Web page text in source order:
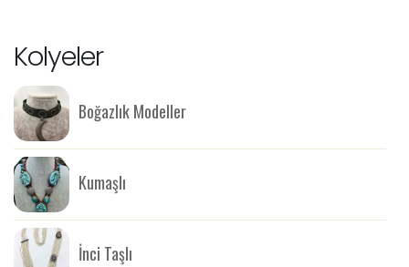
Kolyeler
Boğazlık Modeller
Kumaşlı
İnci Taşlı